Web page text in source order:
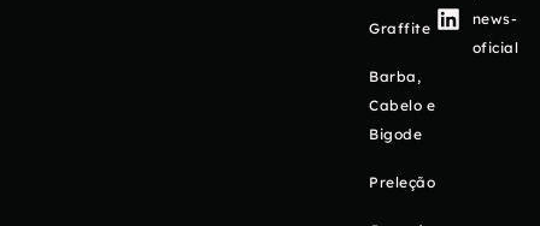
Graffite
Barba,
Cabelo e
Bigode
Preleção
news-
oficial